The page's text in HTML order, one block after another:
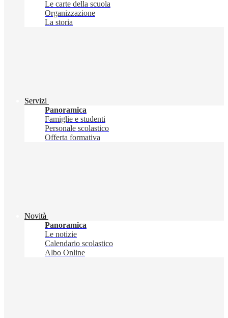
Le carte della scuola
Organizzazione
La storia
Servizi
Panoramica
Famiglie e studenti
Personale scolastico
Offerta formativa
Novità
Panoramica
Le notizie
Calendario scolastico
Albo Online